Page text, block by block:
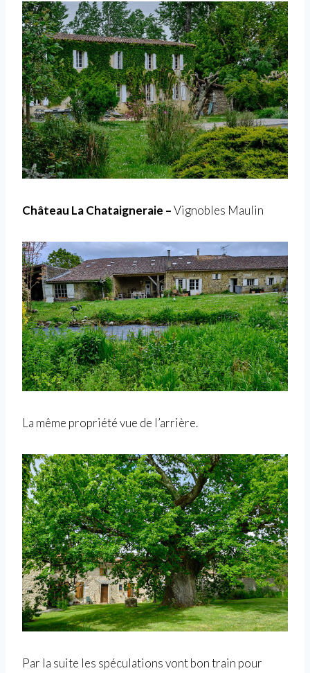
Château La Chataigneraie –Vignobles Maulin
La même propriété vue de l’arrière.
Par la suite les spéculations vont bon train pour